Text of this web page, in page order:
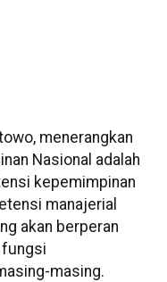
menerangkan
Nasional adalah
kepemimpinan
manajerial
akan berperan
fungsi
masing.